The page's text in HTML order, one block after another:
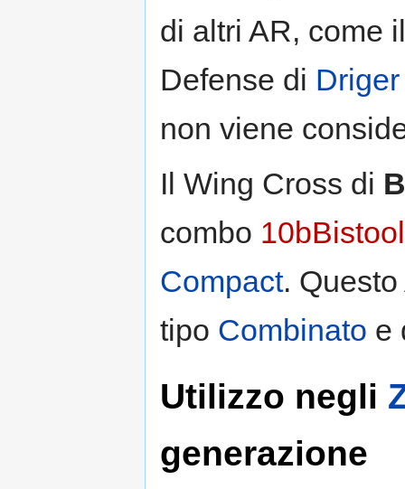
di altri AR, come
Defense di
non viene
Il Wing Cross di
combo 10bBistool
Compact.
tipo Combinato e
Utilizzo negli
generazione